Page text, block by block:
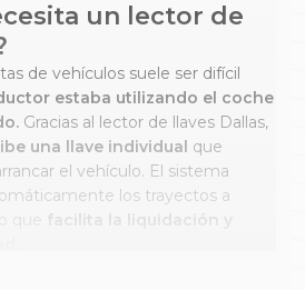
un lector de
de vehículos suele ser difícil
estaba utilizando el coche
Gracias al lector de llaves Dallas,
una llave individual que
el vehículo. El sistema
los trayectos a
facilita la liquidación y